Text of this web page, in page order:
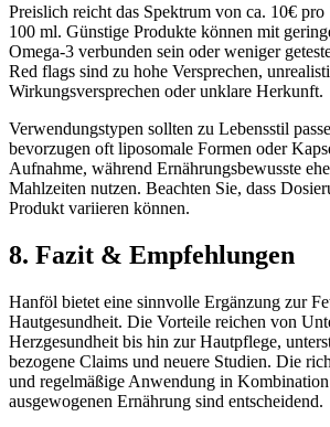
Preislich reicht das Spektrum von ca. 10€
100 ml. Günstige Produkte können mit
Omega-3 verbunden sein oder weniger
Red flags sind zu hohe Versprechen,
Wirkungsversprechen oder unklare Herkunft.
Verwendungstypen sollten zu Lebensstil
bevorzugen oft liposomale Formen oder
Aufnahme, während Ernährungsbewusste
Mahlzeiten nutzen. Beachten Sie, dass
Produkt variieren können.
8. Fazit & Empfehlungen
Hanföl bietet eine sinnvolle Ergänzung zur
Hautgesundheit. Die Vorteile reichen von
Herzgesundheit bis hin zur Hautpflege,
bezogene Claims und neuere Studien. Die
und regelmäßige Anwendung in
ausgewogenen Ernährung sind entscheidend.